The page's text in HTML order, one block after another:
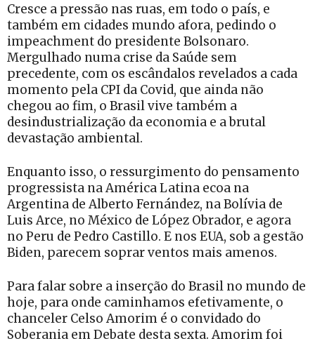
Cresce a pressão nas ruas, em todo o país, e
também em cidades mundo afora, pedindo o
impeachment do presidente Bolsonaro.
Mergulhado numa crise da Saúde sem
precedente, com os escândalos revelados a cada
momento pela CPI da Covid, que ainda não
chegou ao fim, o Brasil vive também a
desindustrialização da economia e a brutal
devastação ambiental.
Enquanto isso, o ressurgimento do pensamento
progressista na América Latina ecoa na
Argentina de Alberto Fernández, na Bolívia de
Luis Arce, no México de López Obrador, e agora
no Peru de Pedro Castillo. E nos EUA, sob a gestão
Biden, parecem soprar ventos mais amenos.
Para falar sobre a inserção do Brasil no mundo de
hoje, para onde caminhamos efetivamente, o
chanceler Celso Amorim é o convidado do
Soberania em Debate desta sexta. Amorim foi